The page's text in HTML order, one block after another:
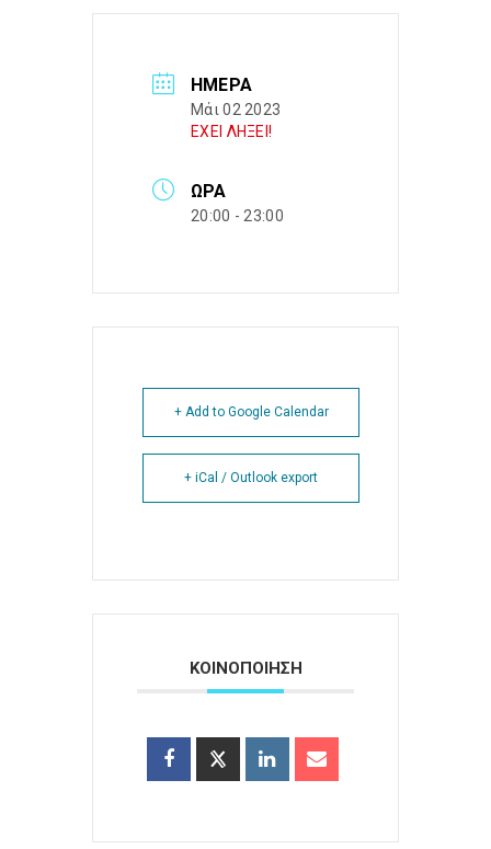
ΗΜΈΡΑ
Μάι 02 2023
ΕΧΕΙ ΛΗΞΕΙ!
ΏΡΑ
20:00 - 23:00
+ Add to Google Calendar
+ iCal / Outlook export
ΚΟΙΝΟΠΟΙΗΣΗ